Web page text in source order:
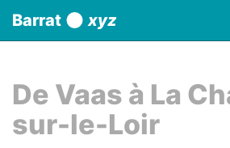
Barrat xyz
De Vaas à La
sur-le-Loir
Panneau de gestion des cookies